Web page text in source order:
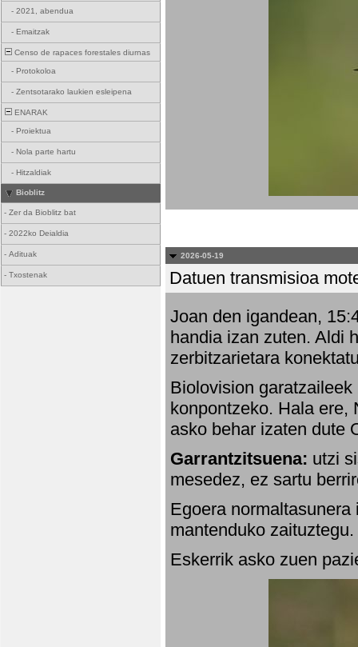
- 2021, abendua
- Emaitzak
Censo de rapaces forestales diurnas
- Protokoloa
- Zentsotarako laukien esleipena
ENARAK
- Proiektua
- Nola parte hartu
- Hitzaldiak
Bioblitz
- Zer da Bioblitz bat
- 2022ko Deialdia
- Adituak
- Txostenak
2026-05-19
Datuen transmisioa
Joan den igandean,
handia izan zuten. Aldi
zerbitzarietara
Biolovision
konpontzeko. Hala ere,
asko behar izaten dute
Garrantzitsuena: utzi
mesedez, ez sartu
Egoera
mantenduko
Eskerrik asko zuen